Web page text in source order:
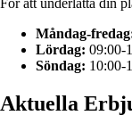
Måndag-
Lördag: 09:00-
Söndag: 10:00-
Aktuella